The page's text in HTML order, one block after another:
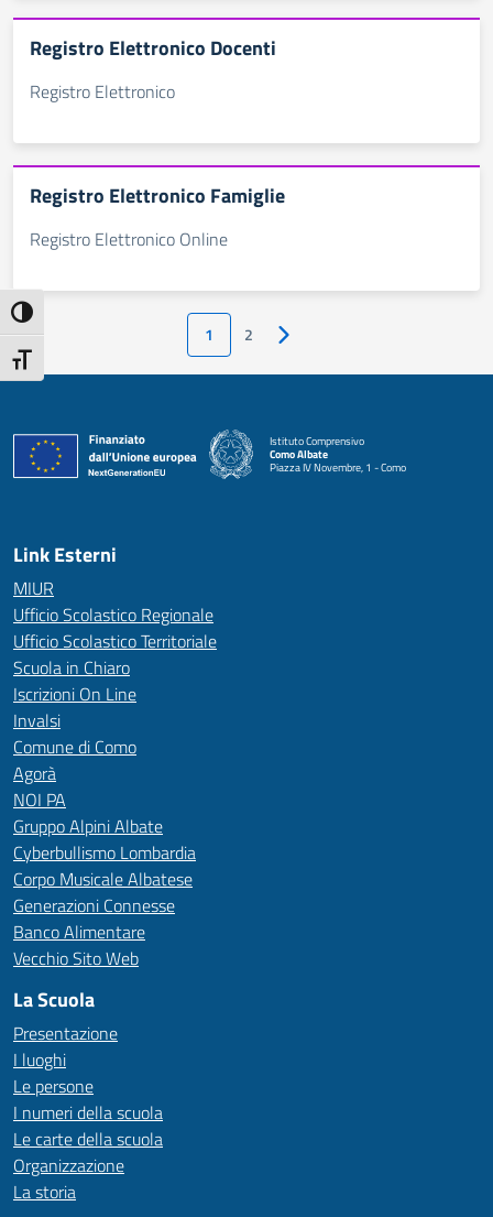
Attiva/disattiva alto contrasto
Attiva/disattiva dimensione testo
Registro Elettronico Docenti
Registro Elettronico
Registro Elettronico Famiglie
Registro Elettronico Online
1 2 Pagina successiva
Istituto Comprensivo
Como Albate
Piazza IV Novembre, 1 - Como
— Visita la pagina iniziale della scuola
Link Esterni
MIUR
Ufficio Scolastico Regionale
Ufficio Scolastico Territoriale
Scuola in Chiaro
Iscrizioni On Line
Invalsi
Comune di Como
Agorà
NOI PA
Gruppo Alpini Albate
Cyberbullismo Lombardia
Corpo Musicale Albatese
Generazioni Connesse
Banco Alimentare
Vecchio Sito Web
La Scuola
Presentazione
I luoghi
Le persone
I numeri della scuola
Le carte della scuola
Organizzazione
La storia